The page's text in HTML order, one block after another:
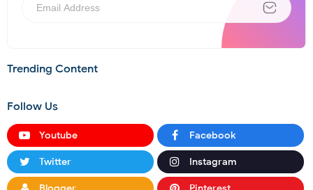
Trending Content
Follow Us
Youtube Facebook
Twitter Instagram